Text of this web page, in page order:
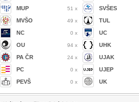
MUP 51 x
MVŠO 49 x
NC 0 x
OU 94 x
PA ČR 24 x
PC 0 x
PEVŠ 0 x
SVŠES
TUL
UC
UHK
UJAK
UJEP
UK